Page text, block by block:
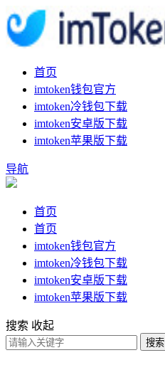
首页
imtoken钱包官方
imtoken冷钱包下载
imtoken安卓版下载
imtoken苹果版下载
导航
首页
首页
imtoken钱包官方
imtoken冷钱包下载
imtoken安卓版下载
imtoken苹果版下载
搜索 收起
搜索